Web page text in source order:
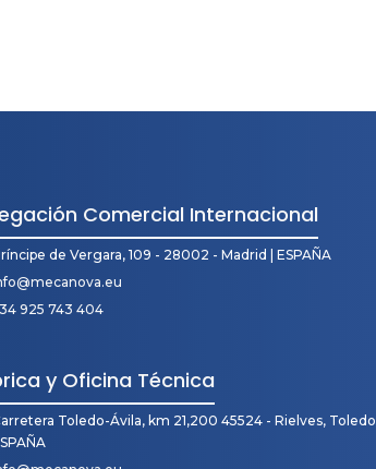
Comercial Internacional
de Vergara, 109 - 28002 - Madrid | ESPAÑA
925 743 404
y Oficina Técnica
Toledo-Ávila, km 21,200 45524 - Rielves, Toledo |